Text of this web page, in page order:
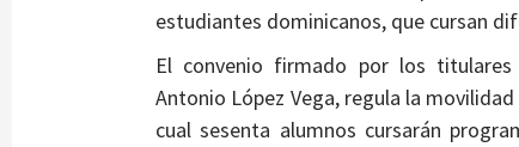
estudiantes dominicanos, que cursan
El convenio firmado por los
Antonio López Vega, regula la
cual sesenta alumnos cursarán